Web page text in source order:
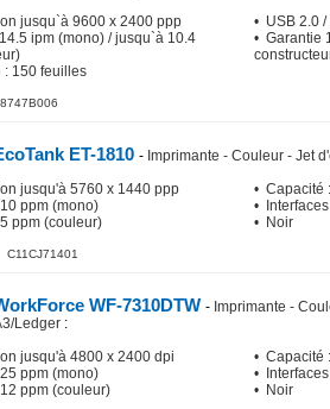
jusqu`à 9600 x 2400 ppp
ipm (mono) / jusqu`à 10.4
: 150 feuilles
• USB 2.0
• Garantie
ET-1810 - Imprimante - Couleur - Jet
jusqu'à 5760 x 1440 ppp
ppm (mono)
ppm (couleur)
• Capacité
•
• Noir
WF-7310DTW - Imprimante -
Ledger :
jusqu'à 4800 x 2400 dpi
ppm (mono)
ppm (couleur)
• Capacité
•
• Noir